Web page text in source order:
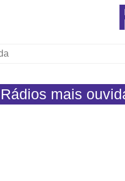
Rádios mais